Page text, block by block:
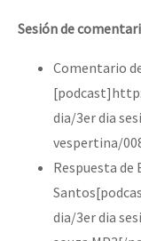
Sesión de
Comentario
dia/3er dia
vespertina/
Respuesta de
dia/3er dia